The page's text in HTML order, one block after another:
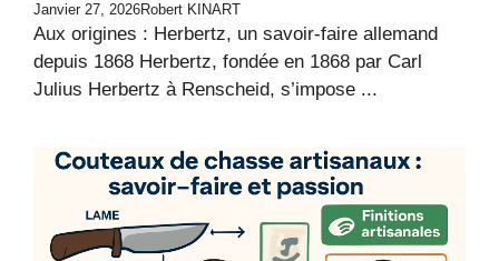
Janvier 27, 2026Robert KINART
Aux origines : Herbertz, un savoir-faire allemand
depuis 1868 Herbertz, fondée en 1868 par Carl
Julius Herbertz à Renscheid, s’impose ...